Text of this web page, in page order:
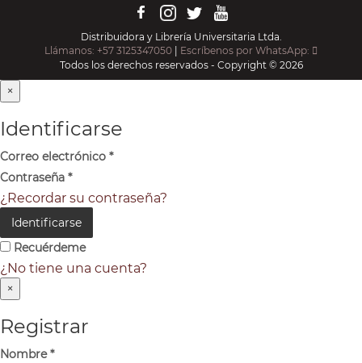
Distribuidora y Librería Universitaria Ltda.
Llámanos: +57 3125347050
Escríbenos por WhatsApp:
Todos los derechos reservados - Copyright © 2026
×
Identificarse
Correo electrónico *
Contraseña *
¿Recordar su contraseña?
Identificarse
Recuérdeme
¿No tiene una cuenta?
×
Registrar
Nombre*